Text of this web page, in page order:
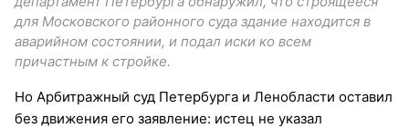
для Московского районного суда здание находится в
аварийном состоянии, и подал иски ко всем
причастным к стройке.
Но Арбитражный суд Петербурга и Ленобласти оставил
без движения его заявление: истец не указал